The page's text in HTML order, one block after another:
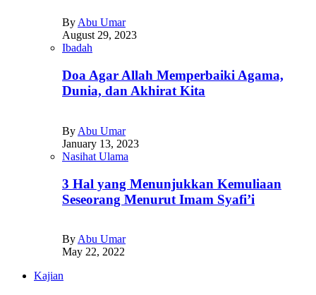
ByAbu Umar
August 29, 2023
Ibadah
Doa Agar Allah Memperbaiki Agama,
Dunia, dan Akhirat Kita
By Abu Umar
January 13, 2023
Nasihat Ulama
3 Hal yang Menunjukkan Kemuliaan
Seseorang Menurut Imam Syafi’i
By Abu Umar
May 22, 2022
Kajian